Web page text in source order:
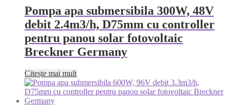
Pompa apa submersibila 300W, 48V
debit 2.4m3/h, D75mm cu controller
pentru panou solar fotovoltaic
Breckner Germany
Citește mai mult